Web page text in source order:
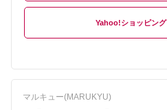
Yahoo!ショッピング
マルキュー(MARUKYU)